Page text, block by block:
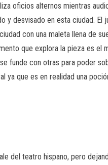
oficios alternos mientras
y desvisado en esta ciudad. El
con una maleta llena de
que explora la pieza es el
funde con otras para poder
ya que es en realidad una
del teatro hispano, pero